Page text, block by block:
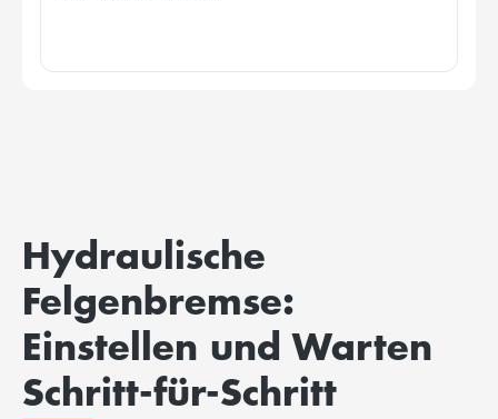
Hydraulische
Felgenbremse:
Einstellen und Warten
Schritt-für-Schritt